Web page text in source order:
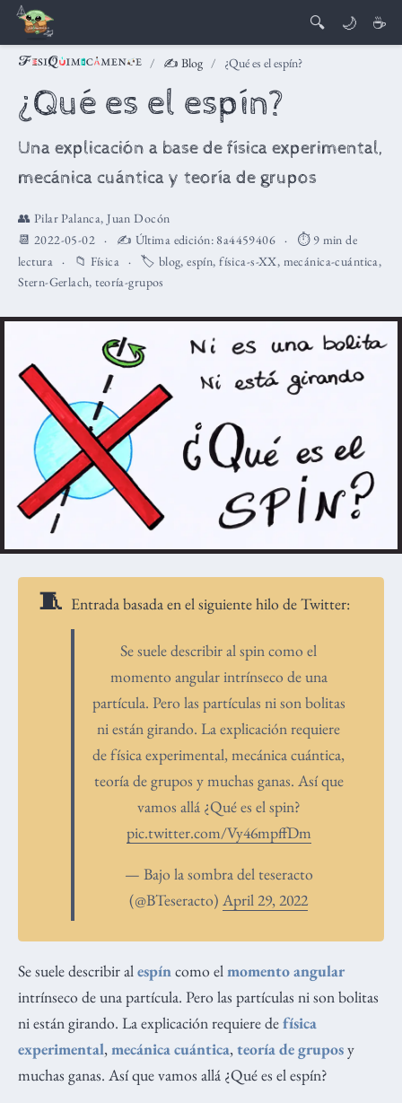
🔍 🌙 ☕
✍️ Blog ¿Qué es el espín?
¿Qué es el espín?
Una explicación a base de física experimental,
mecánica cuántica y teoría de grupos
👥 Pilar Palanca, Juan Docón
📆 2022-05-02
✍️ Última edición: 8a4459406
⏱️ 9 min de
lectura
📁 Física 🏷️ blog,espín,física-s-XX, mecánica-cuántica,
Stern-Gerlach,teoría-grupos
Entrada basada en el siguiente hilo de Twitter:
Se suele describir al spin como el
momento angular intrínseco de una
partícula. Pero las partículas ni son bolitas
ni están girando. La explicación requiere
de física experimental, mecánica cuántica,
teoría de grupos y muchas ganas. Así que
vamos allá ¿Qué es el spin?
pic.twitter.com/Vy46mpffDm
— Bajo la sombra del teseracto
(@BTeseracto)April 29, 2022
Se suele describir alespíncomo elmomento angular
intrínseco de una partícula. Pero las partículas ni son bolitas
ni están girando. La explicación requiere defísica
experimental,mecánica cuántica,teoría de gruposy
muchas ganas. Así que vamos allá ¿Qué es el espín?